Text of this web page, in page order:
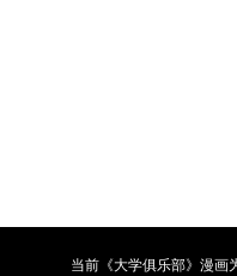
当前《大学俱乐部》漫画